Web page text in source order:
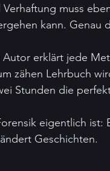
muss
kann. Genau
erklärt jede
zähen Lehrbuch
Stunden die
eigentlich ist:
Geschichten.